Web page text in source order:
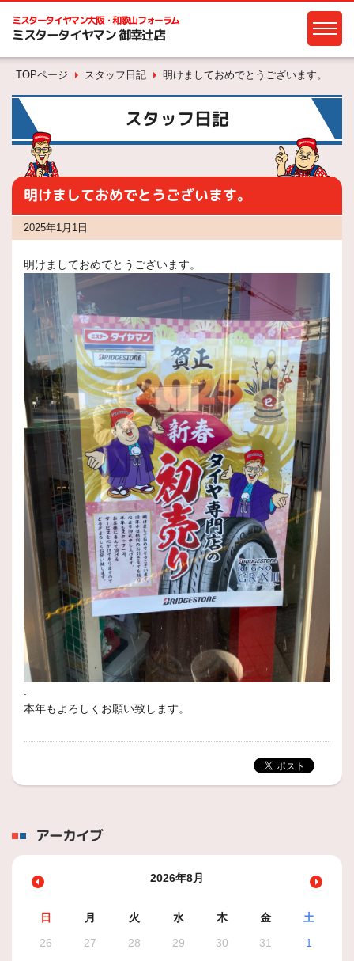
ミスタータイヤマン大阪・和歌山フォーラム
ミスタータイヤマン 御幸辻店
TOPページ スタッフ日記 明けましておめでとうございます。
スタッフ日記
明けましておめでとうございます。
2025年1月1日
明けましておめでとうございます。
.
本年もよろしくお願い致します。
アーカイブ
2026年8月
日 月 火 水 木 金
土
26
27 28 29 30 31
1